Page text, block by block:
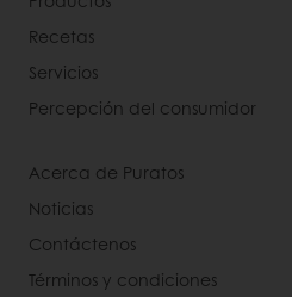
Recetas
Servicios
Percepción del consumidor
Acerca de Puratos
Noticias
Contáctenos
Términos y condiciones